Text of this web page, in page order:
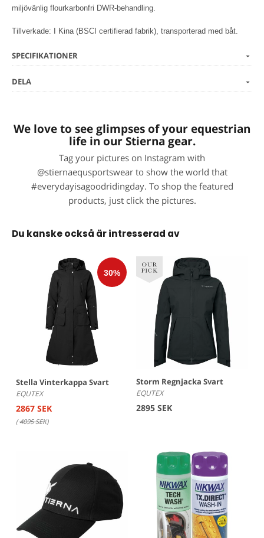
miljövänlig flourkarbonfri DWR-behandling.
Tillverkade: I Kina (BSCI certifierad fabrik), transporterad med båt.
SPECIFIKATIONER
DELA
We love to see glimpses of your equestrian
life in our Stierna gear.
Tag your pictures on Instagram with
@stiernaequsportswear to show the world that
#everydayisagoodridingday. To shop the featured
products, just click the pictures.
Du kanske också är intresserad av
Stella Vinterkappa Svart
EQUTEX
2867 SEK
(4095 SEK)
Storm Regnjacka Svart
EQUTEX
2895 SEK